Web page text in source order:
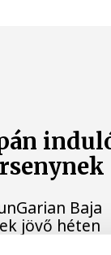
Baja
jövő héten
ad